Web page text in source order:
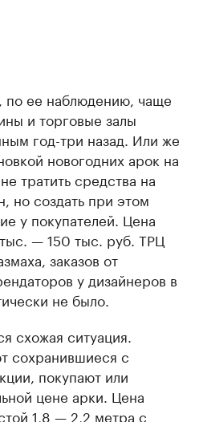
по ее наблюдению, чаще
и торговые залы
год-три назад. Или же
новогодних арок на
тратить средства на
но создать при этом
у покупателей. Цена
— 150 тыс. руб. ТРЦ
заказов от
у дизайнеров в
не было.
схожая ситуация.
сохранившиеся с
покупают или
цене арки. Цена
1,8 — 2,2 метра с